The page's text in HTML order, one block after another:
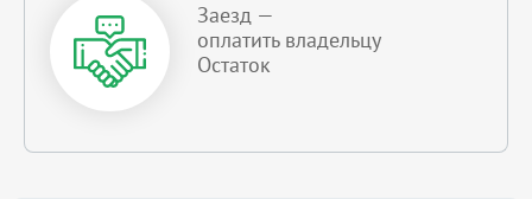
Заезд —
оплатить владельцу
Остаток